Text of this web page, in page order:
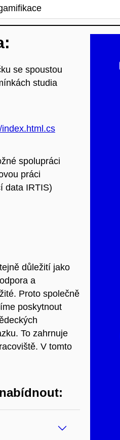
se spoustou
studia
spolupráci
práci
data IRTIS)
důležití jako
a
Proto společně
poskytnout
To zahrnuje
V tomto